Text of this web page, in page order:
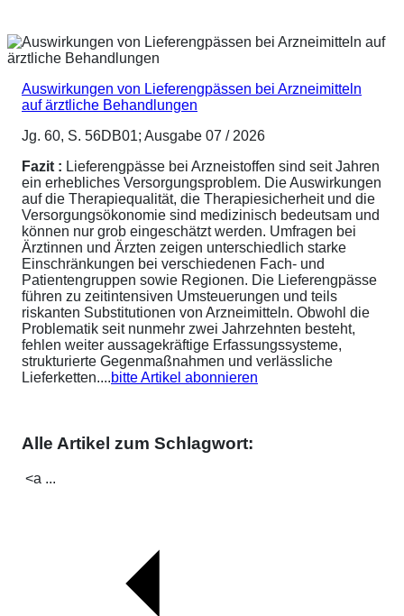
Auswirkungen von Lieferengpässen bei Arzneimitteln
auf ärztliche Behandlungen
Jg. 60, S. 56DB01; Ausgabe 07 / 2026
Fazit : Lieferengpässe bei Arzneistoffen sind seit Jahren
ein erhebliches Versorgungsproblem. Die Auswirkungen
auf die Therapiequalität, die Therapiesicherheit und die
Versorgungsökonomie sind medizinisch bedeutsam und
können nur grob eingeschätzt werden. Umfragen bei
Ärztinnen und Ärzten zeigen unterschiedlich starke
Einschränkungen bei verschiedenen Fach- und
Patientengruppen sowie Regionen. Die Lieferengpässe
führen zu zeitintensiven Umsteuerungen und teils
riskanten Substitutionen von Arzneimitteln. Obwohl die
Problematik seit nunmehr zwei Jahrzehnten besteht,
fehlen weiter aussagekräftige Erfassungssysteme,
strukturierte Gegenmaßnahmen und verlässliche
Lieferketten....bitte Artikel abonnieren
Alle Artikel zum Schlagwort:
<a ...